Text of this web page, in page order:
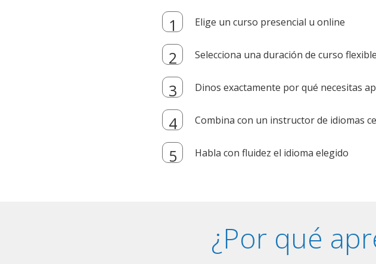
Elige un curso presencial u online
Selecciona una duración de curso
Dinos exactamente por qué necesitas
Combina con un instructor de idiomas
Habla con fluidez el idioma elegido
¿Por qué